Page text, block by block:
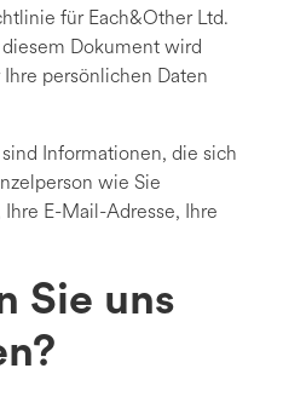
für Each&Other Ltd.
Dokument wird
persönlichen Daten
Informationen, die sich
wie Sie
E-Mail-Adresse, Ihre
Sie uns